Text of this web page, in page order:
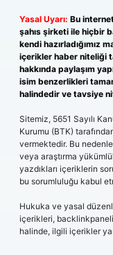
Yasal Uyarı: Bu
şahıs şirketi ile hiçbir
kendi hazırladığımız
içerikler haber niteliği
hakkında paylaşım
isim benzerlikleri
halindedir ve tavsiye
Sitemiz, 5651 Sayılı
Kurumu (BTK)
vermektedir. Bu
veya araştırma
yazdıkları içeriklerin
bu sorumluluğu kabul
Hukuka ve yasal
içerikleri,
halinde, ilgili içerikler